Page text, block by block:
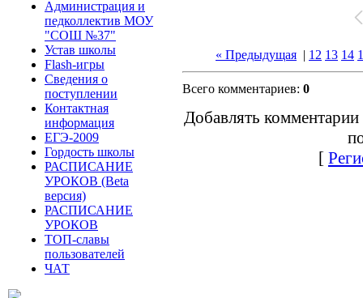
Администрация и
педколлектив МОУ
"СОШ №37"
Устав школы
Flash-игры
Сведения о
поступлении
Контактная
информация
ЕГЭ-2009
Гордость школы
РАСПИСАНИЕ
УРОКОВ (Beta
версия)
РАСПИСАНИЕ
УРОКОВ
ТОП-славы
пользователей
ЧАТ
« Предыдущая | 12 13 14
Всего комментариев: 0
Добавлять комментарии
[